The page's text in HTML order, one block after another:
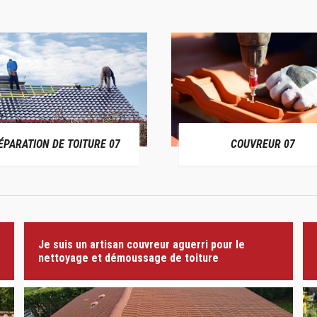
DE TOITURE 07 COUVREUR 07
Je suis un artisan couvreur aguerri pour le
nettoyage et démoussage de toiture